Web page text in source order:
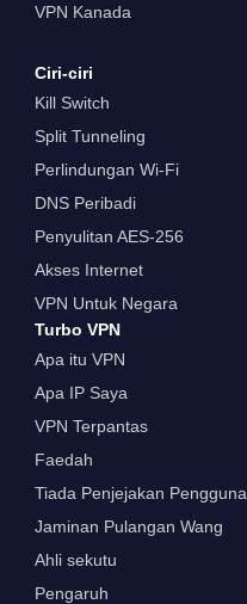
VPN Kanada
Ciri-ciri
Kill Switch
Split Tunneling
Perlindungan Wi-Fi
DNS Peribadi
Penyulitan AES-256
Akses Internet
VPN Untuk Negara
Turbo VPN
Apa itu VPN
Apa IP Saya
VPN Terpantas
Faedah
Tiada Penjejakan Pengguna
Jaminan Pulangan Wang
Ahli sekutu
Pengaruh